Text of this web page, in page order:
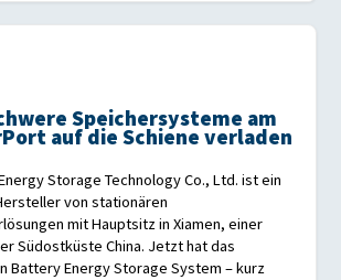
Speichersysteme am
auf die Schiene verladen
Storage Technology Co., Ltd. ist ein
von stationären
mit Hauptsitz in Xiamen, einer
Südostküste China. Jetzt hat das
Battery Energy Storage System – kurz